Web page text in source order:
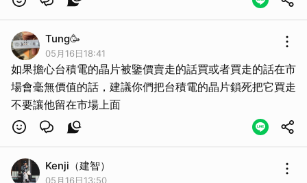
Tung🥳
05月16日18:41
如果擔心台積電的晶片被鑒價賣走的話買或者買走的話在市
場會毫無價值的話，建議你們把台積電的晶片鎖死把它買走
不要讓他留在市場上面
Kenji（建智）
05月16日13:50